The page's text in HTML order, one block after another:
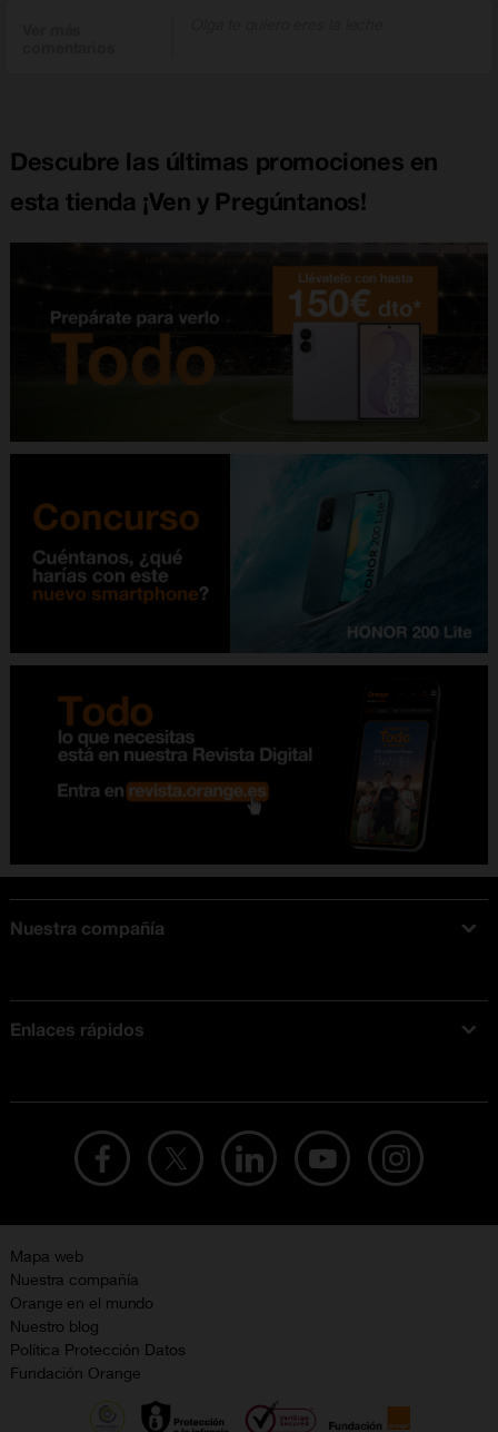
Descubre las últimas promociones en
esta tienda ¡Ven y Pregúntanos!
Nuestra compañía
Enlaces rápidos
Mapa web
Nuestra compañía
Orange en el mundo
Nuestro blog
Política Protección Datos
Fundación Orange